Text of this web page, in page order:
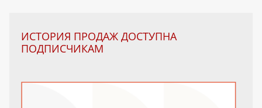
ИСТОРИЯ ПРОДАЖ ДОСТУПНА
ПОДПИСЧИКАМ